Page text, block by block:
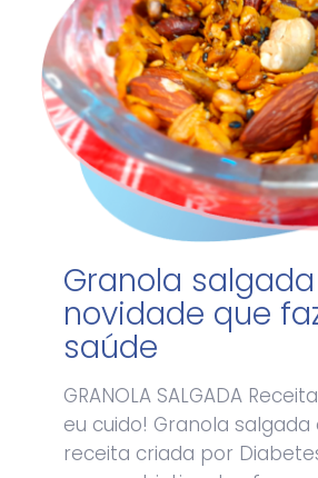
Granola
novidade que
saúde
GRANOLA SALGADA
eu cuido! Granola salgada
receita criada por